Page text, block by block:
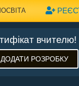
вчителю!
ДОДАТИ РОЗРОБКУ